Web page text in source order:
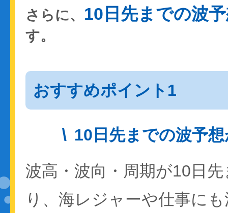
さらに、 10日先までの波
す。
おすすめポイント1
10日先までの波予
波高・波向・周期が10日
り、海レジャーや仕事に